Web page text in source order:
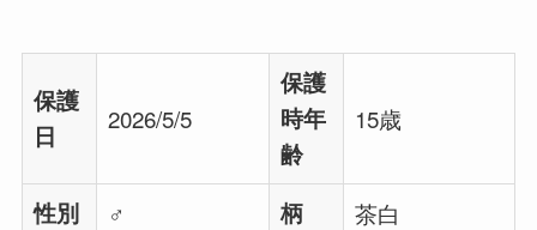
保護
日
2026/5/5
保護
時年
齢
15歳
性別 ♂ 柄
茶白